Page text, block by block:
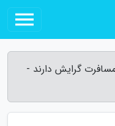
مسافرت گرایش دارند -